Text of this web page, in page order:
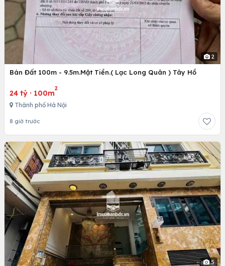
2
Bán Đất 100m - 9.5m.Mặt Tiền.( Lạc Long Quân ) Tây Hồ
24 tỷ · 100m
2
Thành phố Hà Nội
8 giờ trước
5